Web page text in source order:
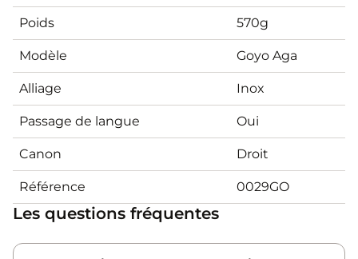
Poids 570g
Modèle Goyo Aga
Alliage Inox
Passage de langue Oui
Canon Droit
Référence 0029GO
Les questions fréquentes